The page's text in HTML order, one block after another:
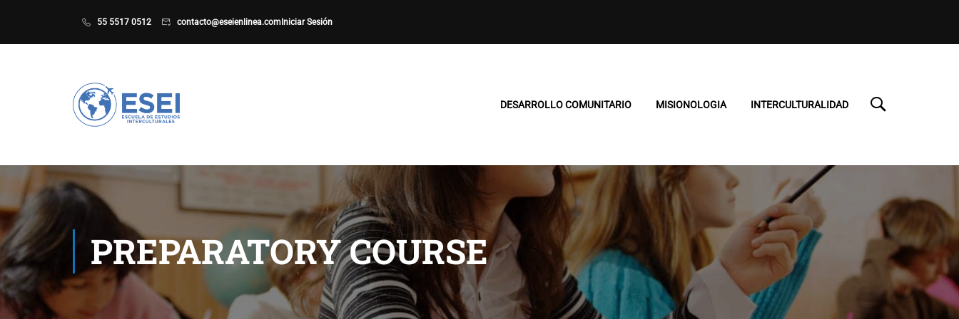
55 5517 0512 contacto@eseienlinea.com Iniciar Sesión
DESARROLLO COMUNITARIO MISIONOLOGIA INTERCULTURALIDAD
PREPARATORY COURSE